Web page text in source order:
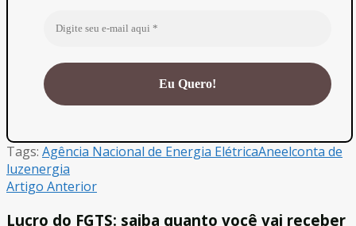
Tags: Agência Nacional de Energia ElétricaAneelconta de
luzenergia
Artigo Anterior
Lucro do FGTS: saiba quanto você vai receber